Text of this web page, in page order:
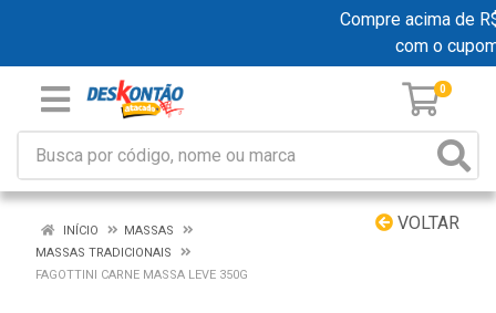
Compre acima de
com o
0
VOLTAR
INÍCIO
MASSAS
MASSAS TRADICIONAIS
FAGOTTINI CARNE MASSA LEVE 350G